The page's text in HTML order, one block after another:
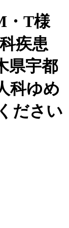
・T様
疾患
県宇都
科ゆめ
ださい